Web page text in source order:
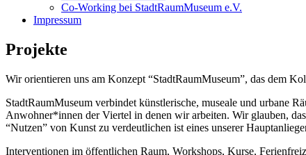
Co-Working bei StadtRaumMuseum e.V.
Impressum
Projekte
Wir orientieren uns am Konzept “StadtRaumMuseum”, das dem
StadtRaumMuseum verbindet künstlerische, museale und urbane
Anwohner*innen der Viertel in denen wir arbeiten. Wir glauben,
“Nutzen” von Kunst zu verdeutlichen ist eines unserer
Interventionen im öffentlichen Raum, Workshops, Kurse,